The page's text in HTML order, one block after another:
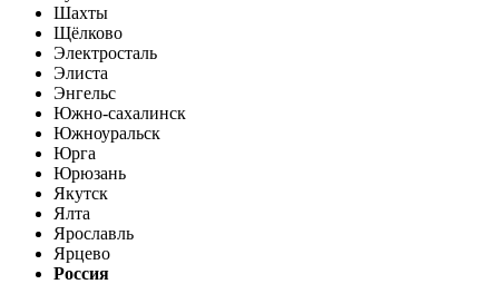
Шахты
Щёлково
Электросталь
Элиста
Энгельс
Южно-сахалинск
Южноуральск
Юрга
Юрюзань
Якутск
Ялта
Ярославль
Ярцево
Россия